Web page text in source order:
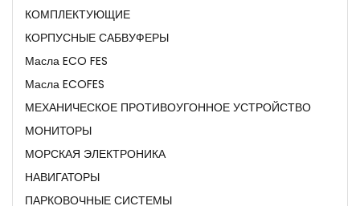
КОМПЛЕКТУЮЩИЕ
КОРПУСНЫЕ САБВУФЕРЫ
Масла ECO FES
Масла ECOFES
МЕХАНИЧЕСКОЕ ПРОТИВОУГОННОЕ УСТРОЙСТВО
МОНИТОРЫ
МОРСКАЯ ЭЛЕКТРОНИКА
НАВИГАТОРЫ
ПАРКОВОЧНЫЕ СИСТЕМЫ